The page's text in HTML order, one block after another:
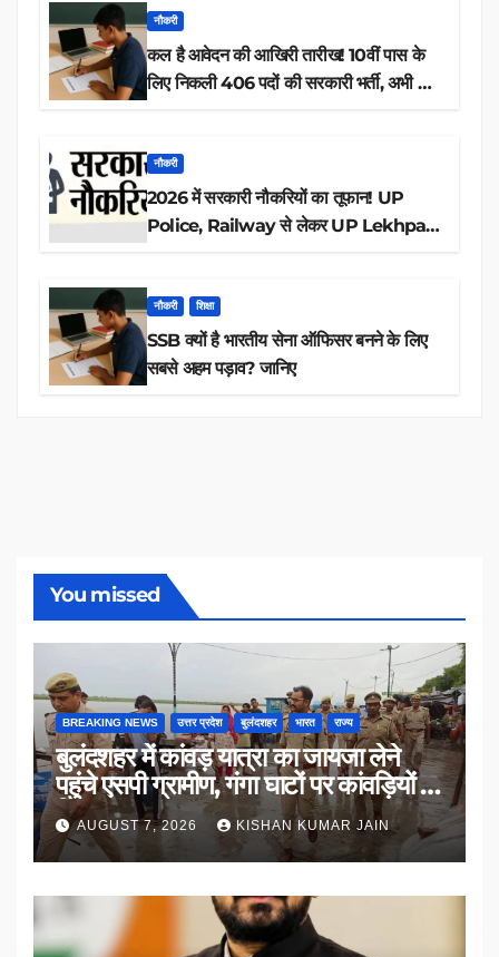
नौकरी
कल है आवेदन की आखिरी तारीख! 10वीं पास के
लिए निकली 406 पदों की सरकारी भर्ती, अभी करें
नौकरी
2026 में सरकारी नौकरियों का तूफान! UP
Police, Railway से लेकर UP Lekhpal
नौकरी शिक्षा
SSB क्यों है भारतीय सेना ऑफिसर बनने के लिए
सबसे अहम पड़ाव? जानिए
You missed
BREAKING NEWS उत्तर प्रदेश बुलंदशहर भारत राज्य
बुलंदशहर में कांवड़ यात्रा का जायजा लेने
पहुंचे एसपी ग्रामीण, गंगा घाटों पर कांवड़ियों से
किया संवाद
AUGUST 7, 2026 KISHAN KUMAR JAIN